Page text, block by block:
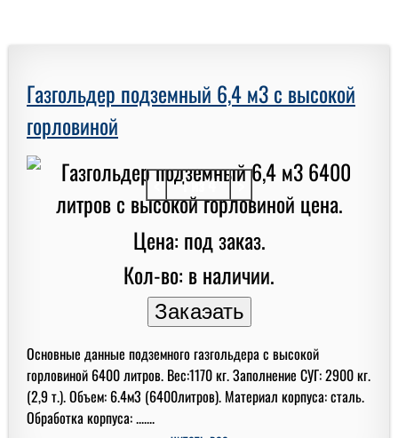
Газгольдер подземный 6,4 м3 с высокой
горловиной
< 1 из 4 >
Цена: под заказ.
Кол-во: в наличии.
Основные данные подземного газгольдера с высокой
горловиной 6400 литров. Вес:1170 кг. Заполнение СУГ: 2900 кг.
(2,9 т.). Объем: 6.4м3 (6400литров). Материал корпуса: сталь.
Обработка корпуса: .......